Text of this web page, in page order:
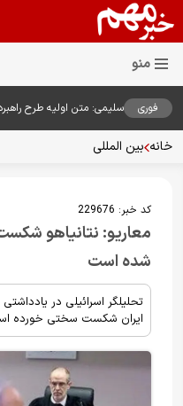
فوری
سلیمی: متن اولیه طرح
خانه بین المللی
کد خبر: 229676
معاریو: نتانیاهو
شده است
تحلیلگر اسرائیلی در
ایران شکست سختی خورده